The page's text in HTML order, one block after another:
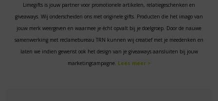
Limegifts is jouw partner voor promotionele artikelen, relatiegeschenken en
giveaways. Wij onderscheiden ons met originele gifts. Producten die het imago van
jouw merk weergeven en waarmee je écht opvalt bij je doelgroep. Door de nauwe
samenwerking met reclamebureau TRN kunnen wij creatief met je meedenken en
laten we indien gewenst ook het design van je giveaways aansluiten bij jouw
marketingcampagne. Lees meer >